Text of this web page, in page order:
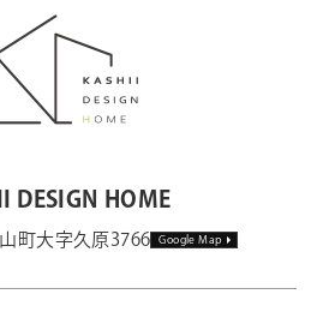
DESIGN HOME
町大字久原3766 Google Map